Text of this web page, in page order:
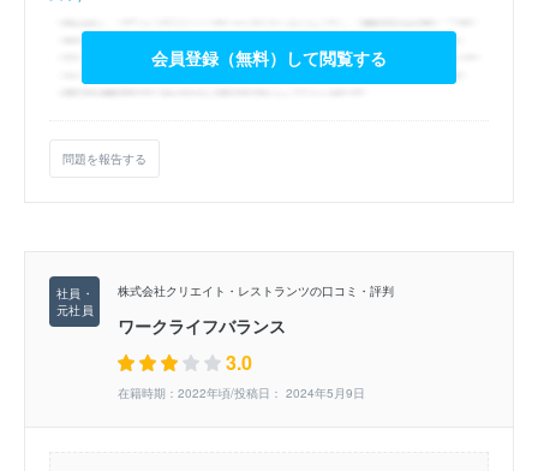
会員登録（無料）して閲覧する
問題を報告する
株式会社クリエイト・レストランツの口コミ・評判
ワークライフバランス
3.0
在籍時期：2022年頃/投稿日： 2024年5月9日